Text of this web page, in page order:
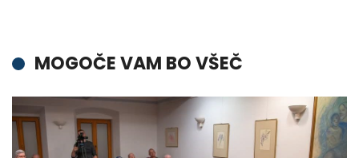
MOGOČE VAM BO VŠEČ